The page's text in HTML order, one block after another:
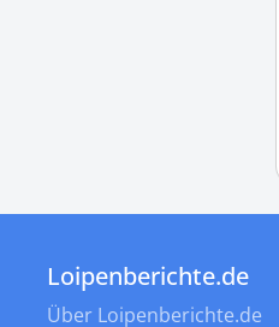
Loipenberichte.de
Über Loipenberichte.de